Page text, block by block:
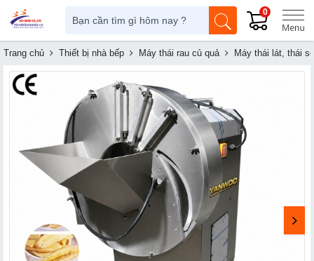
0
Trang chủ Thiết bị nhà bếp Máy thái rau củ quả Máy thái lát, thái